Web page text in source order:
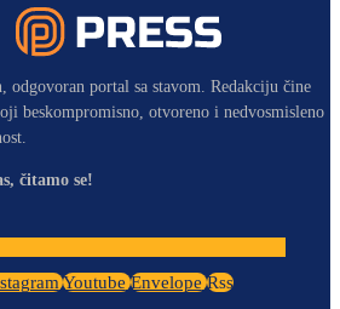
odgovoran portal sa stavom. Redakciju čine
beskompromisno, otvoreno i nedvosmisleno
čitamo se!
Youtube Envelope Rss